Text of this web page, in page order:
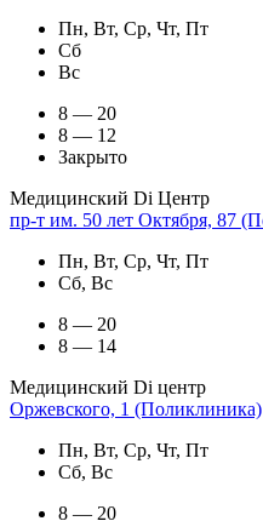
Пн, Вт, Ср, Чт, Пт
Сб
Вс
8 — 20
8 — 12
Закрыто
Медицинский Di Центр
пр-т им. 50 лет Октября, 87
Пн, Вт, Ср, Чт, Пт
Сб, Вс
8 — 20
8 — 14
Медицинский Di центр
Оржевского, 1 (Поликлиника)
Пн, Вт, Ср, Чт, Пт
Сб, Вс
8 — 20